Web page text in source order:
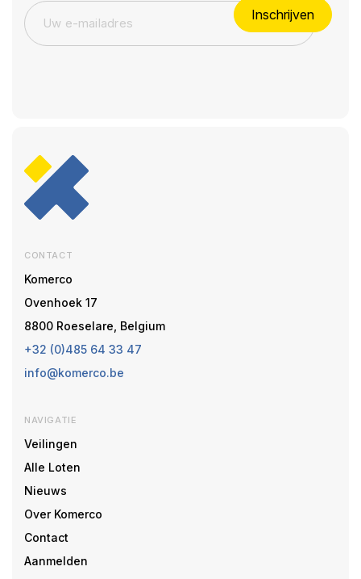
Inschrijven
CONTACT
Komerco
Ovenhoek 17
8800 Roeselare, Belgium
+32 (0)485 64 33 47
info@komerco.be
NAVIGATIE
Veilingen
Alle Loten
Nieuws
Over Komerco
Contact
Aanmelden